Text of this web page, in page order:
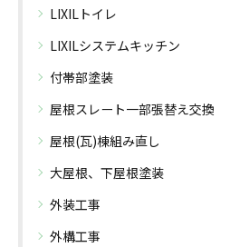
LIXILトイレ
LIXILシステムキッチン
付帯部塗装
屋根スレート一部張替え交換
屋根(瓦)棟組み直し
大屋根、下屋根塗装
外装工事
外構工事